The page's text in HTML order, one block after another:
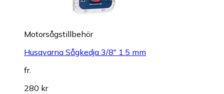
Motorsågstillbehör
Husqvarna Sågkedja 3/8" 1.5 mm
fr.
280 kr